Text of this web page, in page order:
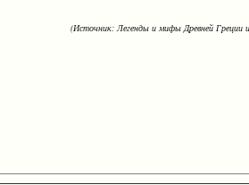
(Источник: Легенды и мифы Древней